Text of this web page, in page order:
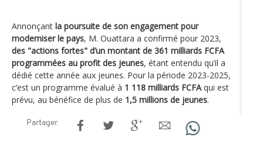
Annonçant la poursuite de son engagement pour
moderniser le pays, M. Ouattara a confirmé pour 2023,
des "actions fortes" d’un montant de 361 milliards FCFA
programmées au profit des jeunes, étant entendu qu’il a
dédié cette année aux jeunes. Pour la période 2023-2025,
c’est un programme évalué à 1 118 milliards FCFAqui est
prévu, au bénéfice de plus de 1,5 millions de jeunes.
Partager